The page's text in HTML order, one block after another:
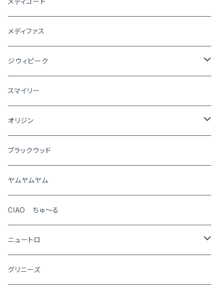
メディファス
ジウィピーク
犬
猫
スマイリー
オリジン
犬
猫
ブラックウッド
ヤムヤムヤム
CIAO ちゅ～る
ニュートロ
シュプレモ
グリニーズ